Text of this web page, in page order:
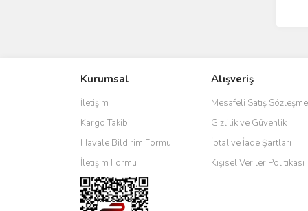
Kurumsal
İletişim
Kargo Takibi
Havale Bildirim Formu
İletişim Formu
Alışveriş
Mesafeli Satış
Gizlilik ve Güvenlik
İptal ve İade Şartları
Kişisel Veriler Politikası